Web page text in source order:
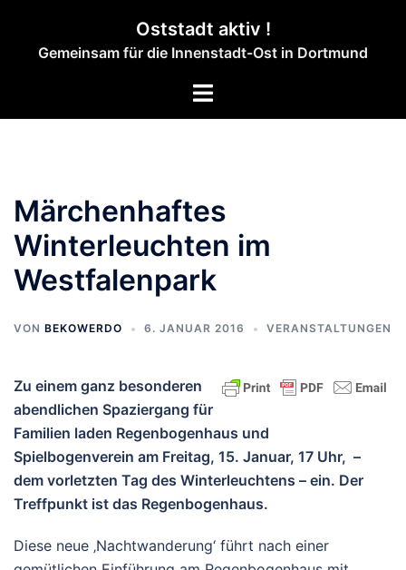
springen
Oststadt aktiv !
Gemeinsam für die Innenstadt-Ost in Dortmund
Menü
Märchenhaftes
Winterleuchten im
Westfalenpark
VON BEKOWERDO 6. JANUAR 2016 VERANSTALTUNGEN
Zu einem ganz besonderen
abendlichen Spaziergang für
Familien laden Regenbogenhaus und
Spielbogenverein am Freitag, 15. Januar, 17 Uhr, –
dem vorletzten Tag des Winterleuchtens – ein. Der
Treffpunkt ist das Regenbogenhaus.
Diese neue ‚Nachtwanderung‘ führt nach einer